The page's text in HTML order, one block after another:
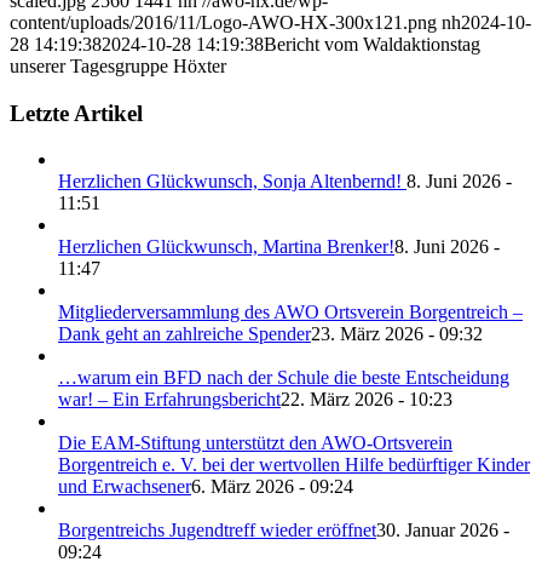
content/uploads/2016/11/Logo-AWO-HX-300x121.png nh2024-10-
28 14:19:382024-10-28 14:19:38Bericht vom Waldaktionstag
unserer Tagesgruppe Höxter
Letzte Artikel
Herzlichen Glückwunsch, Sonja Altenbernd! 8. Juni 2026 -
11:51
Herzlichen Glückwunsch, Martina Brenker!8. Juni 2026 -
11:47
Mitgliederversammlung des AWO Ortsverein Borgentreich –
Dank geht an zahlreiche Spender23. März 2026 - 09:32
…warum ein BFD nach der Schule die beste Entscheidung
war! – Ein Erfahrungsbericht22. März 2026 - 10:23
Die EAM-Stiftung unterstützt den AWO-Ortsverein
Borgentreich e. V. bei der wertvollen Hilfe bedürftiger Kinder
und Erwachsener6. März 2026 - 09:24
Borgentreichs Jugendtreff wieder eröffnet30. Januar 2026 -
09:24